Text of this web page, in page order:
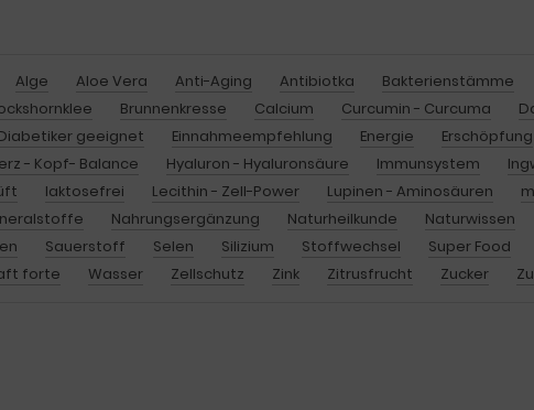
Alge Aloe Vera Anti-Aging Antibiotka Bakterienstämme
Brunnenkresse Calcium Curcumin - Curcuma
geeignet Einnahmeempfehlung Energie Erschöpfung
- Kopf- Balance Hyaluron - Hyaluronsäure Immunsystem
laktosefrei Lecithin - Zell-Power Lupinen - Aminosäuren
Nahrungsergänzung Naturheilkunde Naturwissen
Sauerstoff Selen Silizium Stoffwechsel Super Food
forte Wasser Zellschutz Zink Zitrusfrucht Zucker